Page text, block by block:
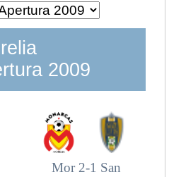
2009
Mor 2-1 San